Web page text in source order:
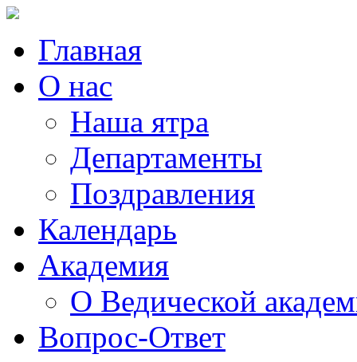
Главная
О нас
Наша ятра
Департаменты
Поздравления
Календарь
Академия
О Ведической
Вопрос-Ответ